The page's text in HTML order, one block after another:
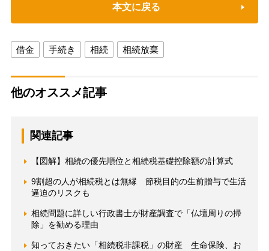
本文に戻る
借金 手続き 相続 相続放棄
他のオススメ記事
関連記事
【図解】相続の優先順位と相続税基礎控除額の計算式
9割超の人が相続税とは無縁 節税目的の生前贈与で生活
逼迫のリスクも
相続問題に詳しい行政書士が財産調査で「仏壇周りの掃
除」を勧める理由
知っておきたい「相続税非課税」の財産 生命保険、お